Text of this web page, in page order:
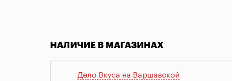
1
НАЛИЧИЕ В МАГАЗИНАХ
Дело Вкуса на Варшавской